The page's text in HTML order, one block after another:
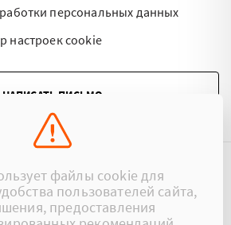
персональных данных
настроек cookie
НАПИСАТЬ ПИСЬМО
Kartoteka.by Все права защищены.
17-383-17 ООО «Картотека»
файлы cookie для
пользователей сайта,
предоставления